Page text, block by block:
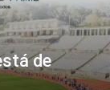
de